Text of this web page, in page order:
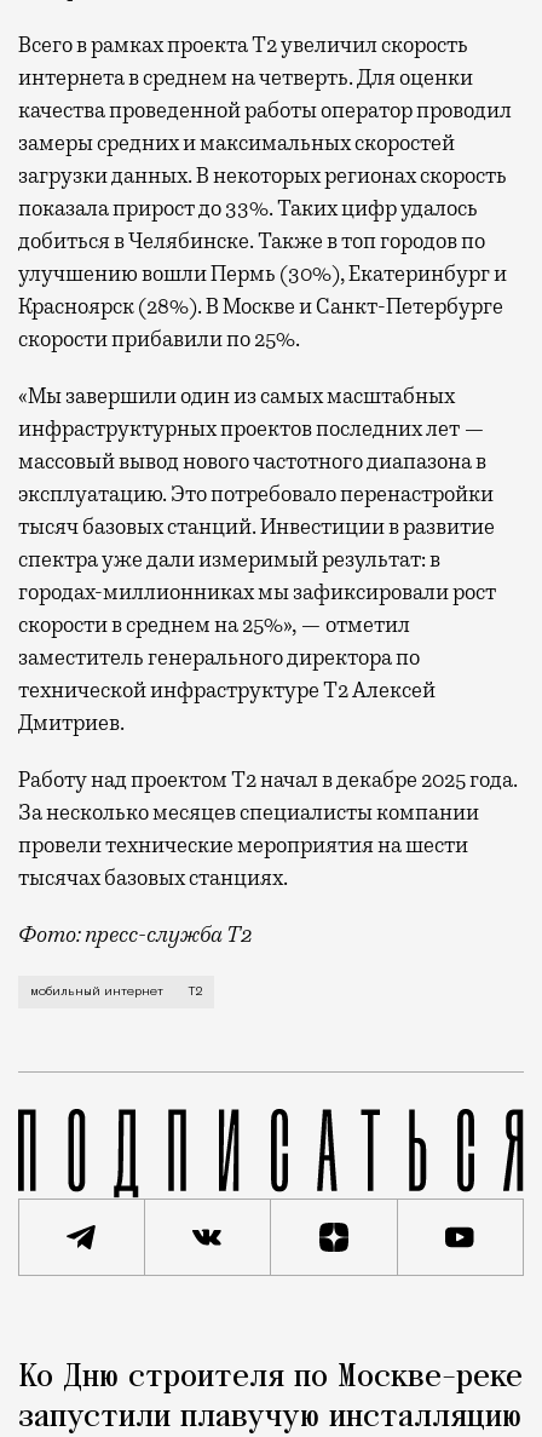
Всего в рамках проекта Т2 увеличил скорость
интернета в среднем на четверть. Для оценки
качества проведенной работы оператор проводил
замеры средних и максимальных скоростей
загрузки данных. В некоторых регионах скорость
показала прирост до 33%. Таких цифр удалось
добиться в Челябинске. Также в топ городов по
улучшению вошли Пермь (30%), Екатеринбург и
Красноярск (28%). В Москве и Санкт-Петербурге
скорости прибавили по 25%.
«Мы завершили один из самых масштабных
инфраструктурных проектов последних лет —
массовый вывод нового частотного диапазона в
эксплуатацию. Это потребовало перенастройки
тысяч базовых станций. Инвестиции в развитие
спектра уже дали измеримый результат: в
городах-миллионниках мы зафиксировали рост
скорости в среднем на 25%», — отметил
заместитель генерального директора по
технической инфраструктуре Т2 Алексей
Дмитриев.
Работу над проектом Т2 начал в декабре 2025 года.
За несколько месяцев специалисты компании
провели технические мероприятия на шести
тысячах базовых станциях.
Фото: пресс-служба Т2
Мобильный оператор Т2 завершил работы по
мобильный интернет Т2
Город
Ко Дню строителя по Москве-реке
запустили плавучую инсталляцию